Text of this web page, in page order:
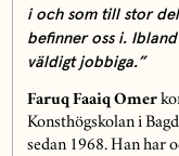
i och som till stor
befinner oss i.
väldigt jobbiga.”
Faruq Faaiq Omer
Konsthögskolan i
sedan 1968. Han har